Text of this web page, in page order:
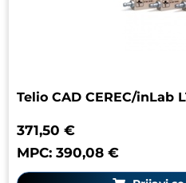
Telio CAD CEREC/inLab
371,50 €
MPC: 390,08 €